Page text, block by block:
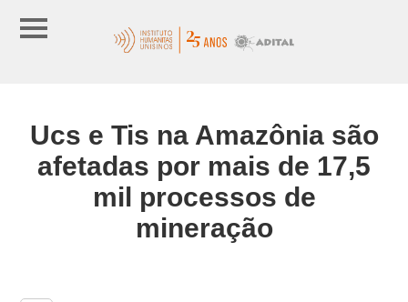
Ucs e Tis na Amazônia são
afetadas por mais de 17,5
mil processos de
mineração